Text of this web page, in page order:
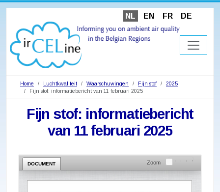
NL EN FR DE
Home Luchtkwaliteit Waarschuwingen Fijn stof
2025
Fijn stof: informatiebericht van 11 februari 2025
Fijn stof: informatiebericht
van 11 februari 2025
DOCUMENT Zoom